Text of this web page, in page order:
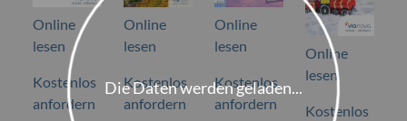
Die Daten werden geladen...
Online
lesen
Kostenlos
anfordern
Online
lesen
Kostenlos
anfordern
Online
lesen
Kostenlos
anfordern
Online
lesen
Kostenlos